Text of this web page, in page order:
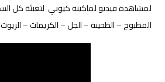
لمشاهدة فيديو لماكينة كيوبي لتعبئة كل
المطبوخ – الطحينة – الجل – الكريمات –